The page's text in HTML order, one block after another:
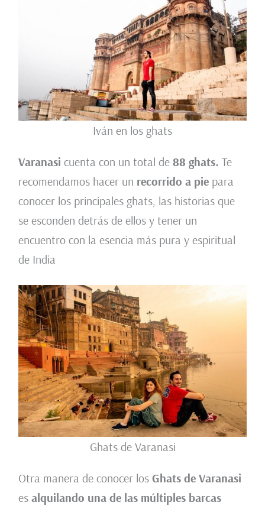
Iván en los ghats
Varanasi cuenta con un total de 88 ghats. Te
recomendamos hacer un recorrido a piepara
conocer los principales ghats, las historias que
se esconden detrás de ellos y tener un
encuentro con la esencia más pura y espiritual
de India
Ghats de Varanasi
Otra manera de conocer los Ghats de Varanasi
es alquilando una de las múltiples barcas